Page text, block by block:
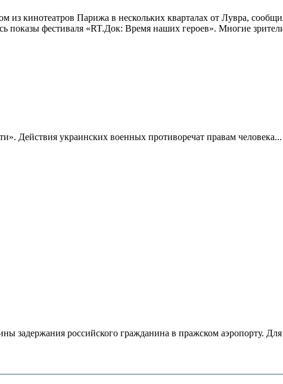
кинотеатров Парижа в нескольких кварталах от Лувра,
показы фестиваля «RT.Док: Время наших героев». Многие
Действия украинских военных противоречат правам человека...
задержания российского гражданина в пражском аэропорту. Для